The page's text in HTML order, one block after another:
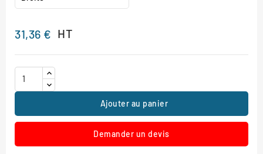
31,36 € HT
Ajouter au panier
Demander un devis